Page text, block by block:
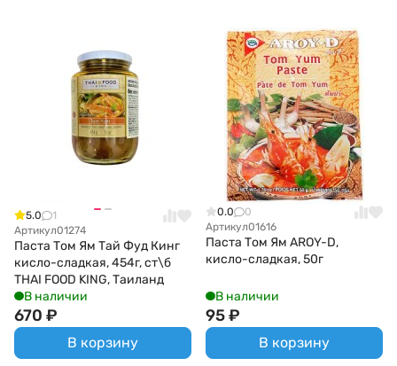
5.0
1
Артикул01274
Паста Том Ям Тай Фуд Кинг
кисло-сладкая, 454г, ст\б
THAI FOOD KING, Таиланд
В наличии
670 ₽
В корзину
0.0
0
Артикул01616
Паста Том Ям AROY-D,
кисло-сладкая, 50г
В наличии
95₽
В корзину